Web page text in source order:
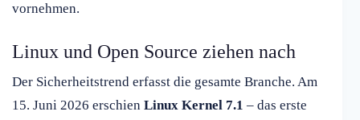
vornehmen.
Linux und Open Source ziehen nach
Der Sicherheitstrend erfasst die gesamte Branche. Am
15. Juni 2026 erschien Linux Kernel 7.1 – das erste